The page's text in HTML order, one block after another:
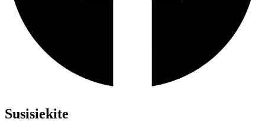
Susisiekite